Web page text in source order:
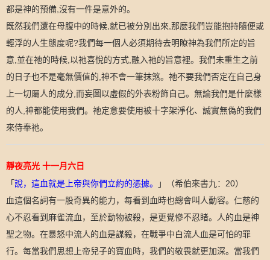
都是神的預備 沒有一件是意外的。
既然我們還在母腹中的時候 就已被分別出來 那麼我們豈能抱持隨便或
輕浮的人生態度呢?我們每一個人必須期待去明瞭神為我們所定的旨
意 並在祂的時候 以祂喜悅的方式 融入祂的旨意裡。我們未重生之前
的日子也不是毫無價值的 神不會一筆抹煞。祂不要我們否定在自己身
上一切屬人的成分 而妄圖以虛假的外表粉飾自己。無論我們是什麼樣
的人 神都能使用我們。祂定意要使用被十字架淨化、誠實無偽的我們
來侍奉祂。
靜夜亮光 十一月六日
「說，這血就是上帝與你們立約的憑據。 」（希伯來書九： 20）
血這個名詞有一股奇異的能力，每看到血時也總會叫人動容。仁慈的
心不忍看到麻雀流血，至於動物被殺，是更覺慘不忍睹。人的血是神
聖之物。在暴怒中流人的血是謀殺，在戰爭中白流人血是可怕的罪
行。每當我們思想上帝兒子的寶血時，我們的敬畏就更加深。當我們